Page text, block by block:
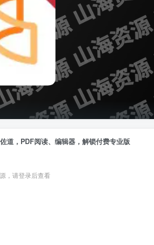
道，PDF阅读、编辑器，解锁付费专业版
，请登录后查看